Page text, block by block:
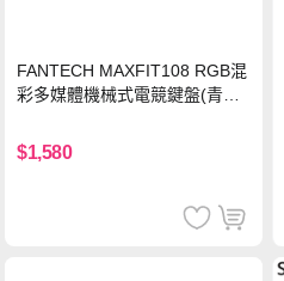
FANTECH MAXFIT108 RGB混
彩多媒體機械式電競鍵盤(青軸)
$1,580